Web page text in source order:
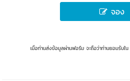
จอง
เมื่อท่านส่งข้อมูลผ่านฟอร์ม จะถือว่าท่านยอมรับใน